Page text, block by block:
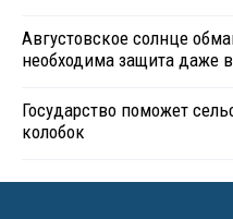
Августовское солнце
необходима защита даже
Государство поможет
колобок